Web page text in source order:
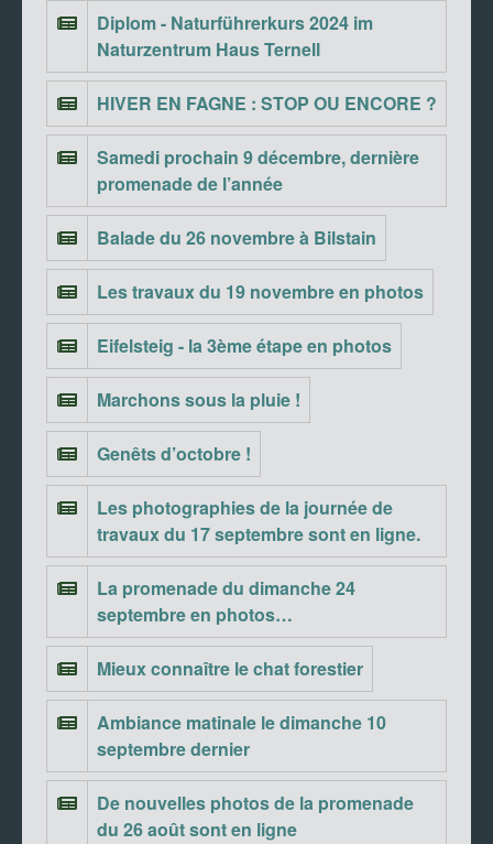
Diplom - Naturführerkurs 2024 im
Naturzentrum Haus Ternell
HIVER EN FAGNE : STOP OU ENCORE ?
Samedi prochain 9 décembre, dernière
promenade de l’année
Balade du 26 novembre à Bilstain
Les travaux du 19 novembre en photos
Eifelsteig - la 3ème étape en photos
Marchons sous la pluie !
Genêts d’octobre !
Les photographies de la journée de
travaux du 17 septembre sont en ligne.
La promenade du dimanche 24
septembre en photos…
Mieux connaître le chat forestier
Ambiance matinale le dimanche 10
septembre dernier
De nouvelles photos de la promenade
du 26 août sont en ligne